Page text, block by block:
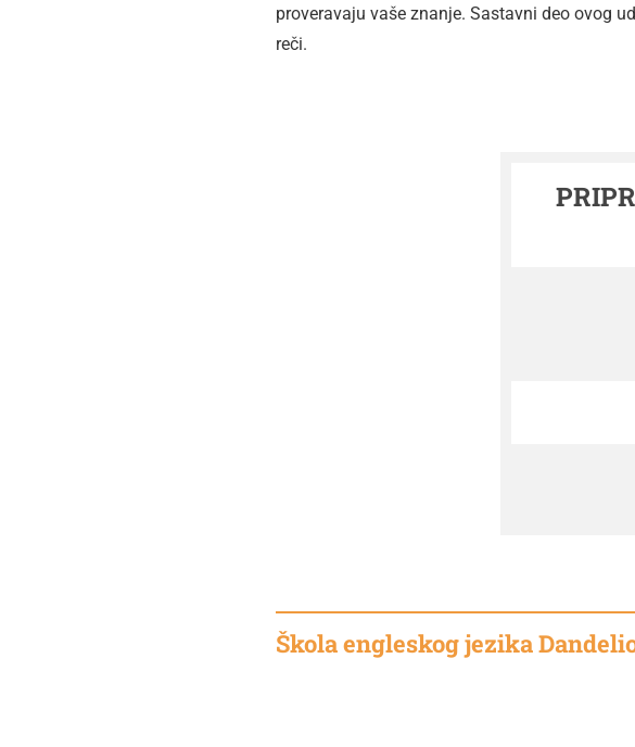
proveravaju vaše znanje. Sastavni deo ovog
reči.
Škola engleskog jezika